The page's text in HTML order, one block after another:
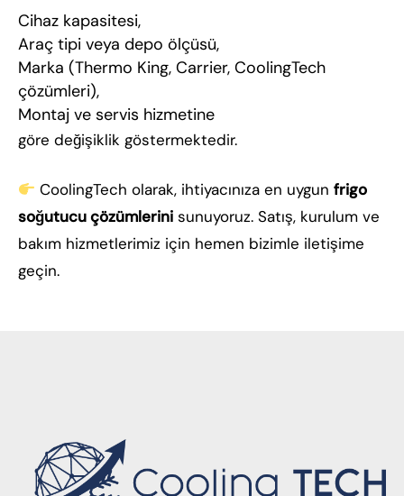
Cihaz kapasitesi,
Araç tipi veya depo ölçüsü,
Marka (Thermo King, Carrier, CoolingTech
çözümleri),
Montaj ve servis hizmetine
göre değişiklik göstermektedir.
CoolingTech olarak, ihtiyacınıza en uygunfrigo
soğutucu çözümlerini sunuyoruz. Satış, kurulum ve
bakım hizmetlerimiz için hemen bizimle iletişime
geçin.